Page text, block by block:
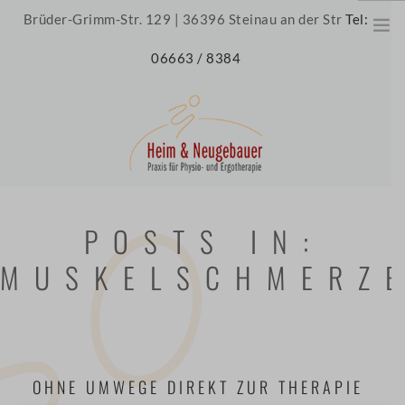
Brüder-Grimm-Str. 129 | 36396 Steinau an der Str Tel:
06663 / 8384
ÜBER UNS
UNSERE PRAXIS
UNSER TEAM
THERAPIE
POSTS IN:
OHNE UMWEGE DIREKT ZUR THERAPIE